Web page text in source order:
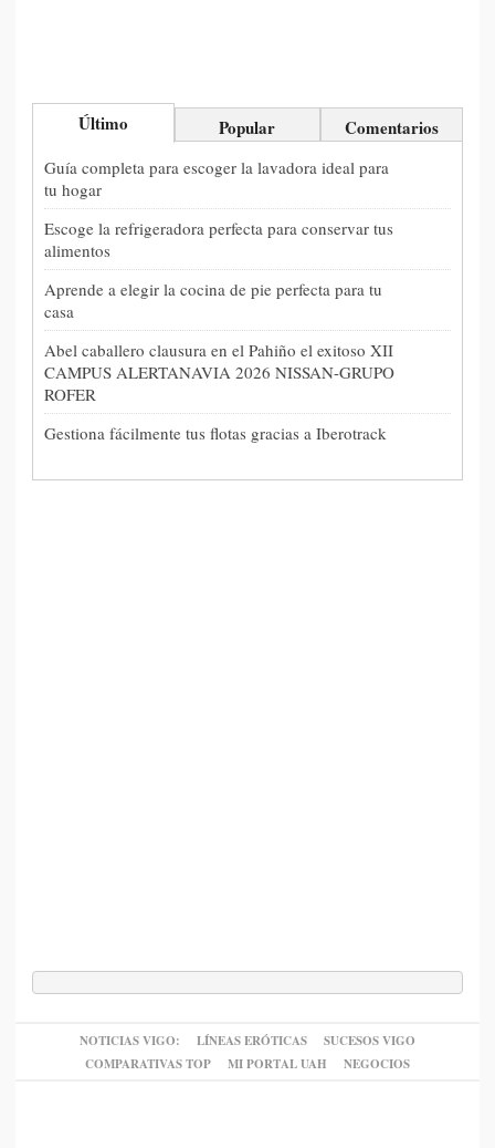
Último Popular Comentarios
Guía completa para escoger la lavadora ideal para
tu hogar
Escoge la refrigeradora perfecta para conservar tus
alimentos
Aprende a elegir la cocina de pie perfecta para tu
casa
Abel caballero clausura en el Pahiño el exitoso XII
CAMPUS ALERTANAVIA 2026 NISSAN-GRUPO
ROFER
Gestiona fácilmente tus flotas gracias a Iberotrack
NOTICIAS VIGO: LÍNEAS ERÓTICAS
SUCESOS VIGO
COMPARATIVAS TOP
MI PORTAL UAH NEGOCIOS